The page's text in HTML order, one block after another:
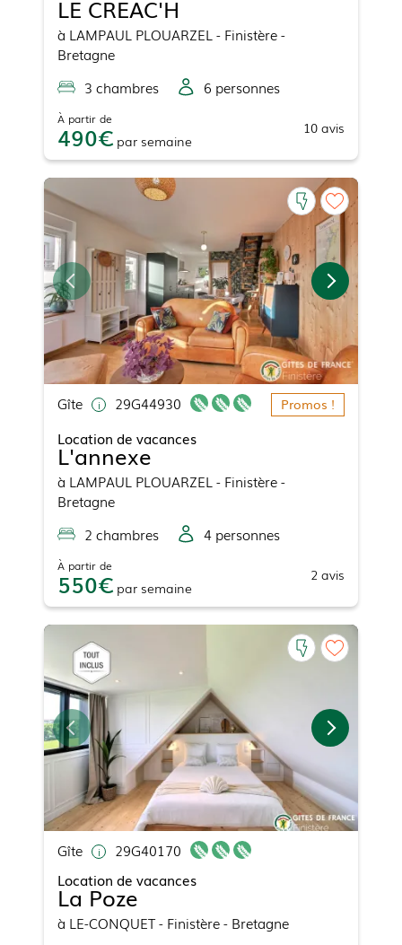
LE CREAC'H
à LAMPAUL PLOUARZEL - Finistère -
Bretagne
3 chambres 6 personnes
À partir de
490 par semaine
10 avis
Gîte 29G44930 Promos !
Location de vacances
L'annexe
à LAMPAUL PLOUARZEL - Finistère -
Bretagne
2 chambres 4 personnes
À partir de
550 par semaine
2 avis
Gîte
29G40170
Location de vacances
La Poze
à LE-CONQUET- Finistère - Bretagne